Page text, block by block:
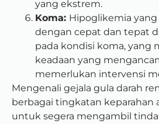
yang ekstrem.
Koma: Hipoglikemia
dengan cepat dan tepat
pada kondisi koma, yang
keadaan yang
memerlukan intervensi
Mengenali gejala gula darah
berbagai tingkatan keparahan
untuk segera mengambil